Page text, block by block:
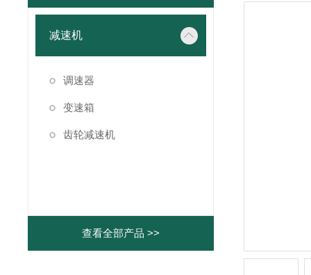
减速机
调速器
变速箱
齿轮减速机
查看全部产品 >>